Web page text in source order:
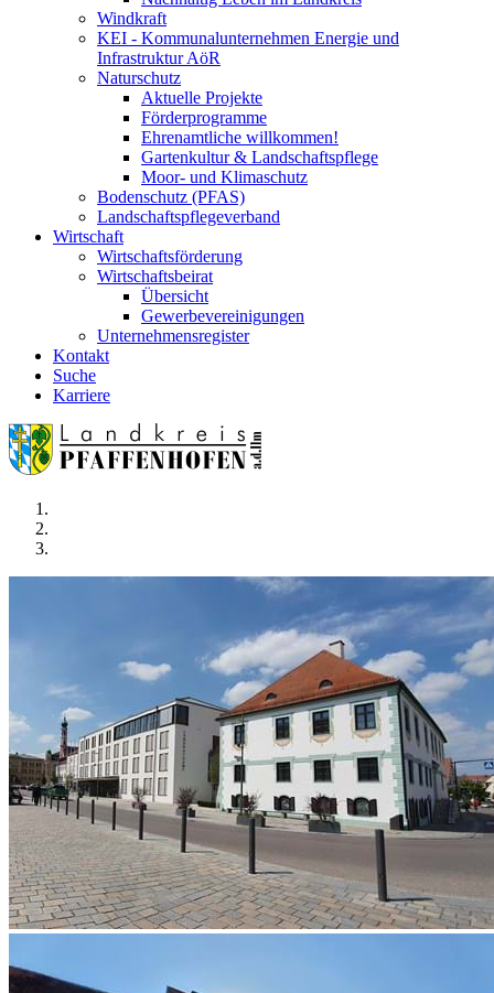
Windkraft
KEI - Kommunalunternehmen Energie und
Infrastruktur AöR
Naturschutz
Aktuelle Projekte
Förderprogramme
Ehrenamtliche willkommen!
Gartenkultur & Landschaftspflege
Moor- und Klimaschutz
Bodenschutz (PFAS)
Landschaftspflegeverband
Wirtschaft
Wirtschaftsförderung
Wirtschaftsbeirat
Übersicht
Gewerbevereinigungen
Unternehmensregister
Kontakt
Suche
Karriere